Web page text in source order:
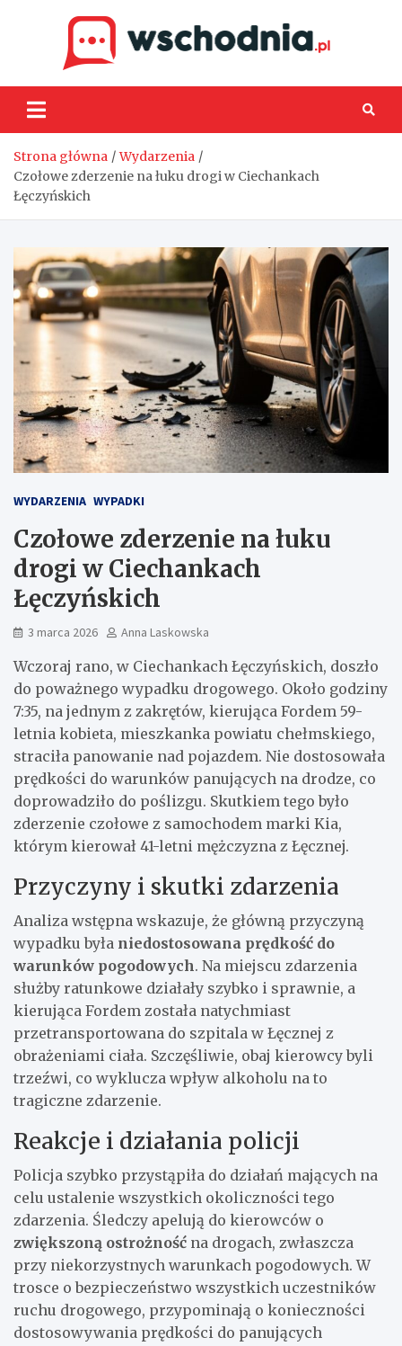
Strona główna
Wydarzenia
Czołowe zderzenie na łuku drogi w Ciechankach
Łęczyńskich
WYDARZENIA WYPADKI
Czołowe zderzenie na łuku
drogi w Ciechankach
Łęczyńskich
3 marca 2026 Anna Laskowska
Wczoraj rano, w Ciechankach Łęczyńskich, doszło
do poważnego wypadku drogowego. Około godziny
7:35, na jednym z zakrętów, kierująca Fordem 59-
letnia kobieta, mieszkanka powiatu chełmskiego,
straciła panowanie nad pojazdem. Nie dostosowała
prędkości do warunków panujących na drodze, co
doprowadziło do poślizgu. Skutkiem tego było
zderzenie czołowe z samochodem marki Kia,
którym kierował 41-letni mężczyzna z Łęcznej.
Przyczyny i skutki zdarzenia
Analiza wstępna wskazuje, że główną przyczyną
wypadku była niedostosowana prędkość do
warunków pogodowych. Na miejscu zdarzenia
służby ratunkowe działały szybko i sprawnie, a
kierująca Fordem została natychmiast
przetransportowana do szpitala w Łęcznej z
obrażeniami ciała. Szczęśliwie, obaj kierowcy byli
trzeźwi, co wyklucza wpływ alkoholu na to
tragiczne zdarzenie.
Reakcje i działania policji
Policja szybko przystąpiła do działań mających na
celu ustalenie wszystkich okoliczności tego
zdarzenia. Śledczy apelują do kierowców o
zwiększoną ostrożność na drogach, zwłaszcza
przy niekorzystnych warunkach pogodowych. W
trosce o bezpieczeństwo wszystkich uczestników
ruchu drogowego, przypominają o konieczności
dostosowywania prędkości do panujących